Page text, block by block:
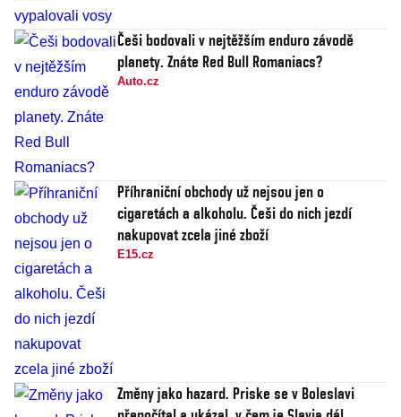
Češi bodovali v nejtěžším enduro závodě
planety. Znáte Red Bull Romaniacs?
Auto.cz
Příhraniční obchody už nejsou jen o
cigaretách a alkoholu. Češi do nich jezdí
nakupovat zcela jiné zboží
E15.cz
Změny jako hazard. Priske se v Boleslavi